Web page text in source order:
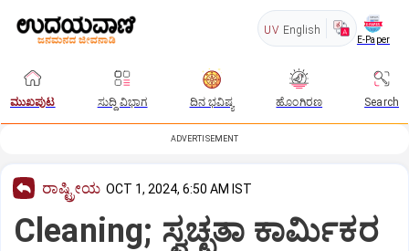
UV English
E-Paper
ಮುಖಪುಟ ಸುದ್ದಿ ವಿಭಾಗ ದಿನ ಭವಿಷ್ಯ ಹೊಂಗಿರಣ Search
ADVERTISEMENT
ರಾಷ್ಟ್ರೀಯ OCT 1, 2024, 6:50 AM IST
Cleaning; ಸ್ವಚ್ಛತಾ ಕಾರ್ಮಿಕರ